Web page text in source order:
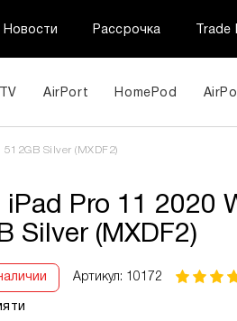
Новости Рассрочка Trade
AirPort HomePod
Silver (MXDF2)
iPad Pro 11 2020
Silver (MXDF2)
Артикул: 10172